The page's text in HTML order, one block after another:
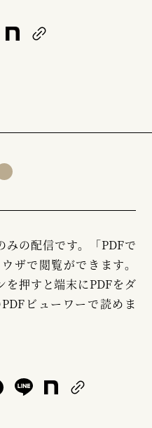
の配信です。「PDFで
ザで閲覧ができます。
を押すと端末にPDFをダ
ビューワーで読めま